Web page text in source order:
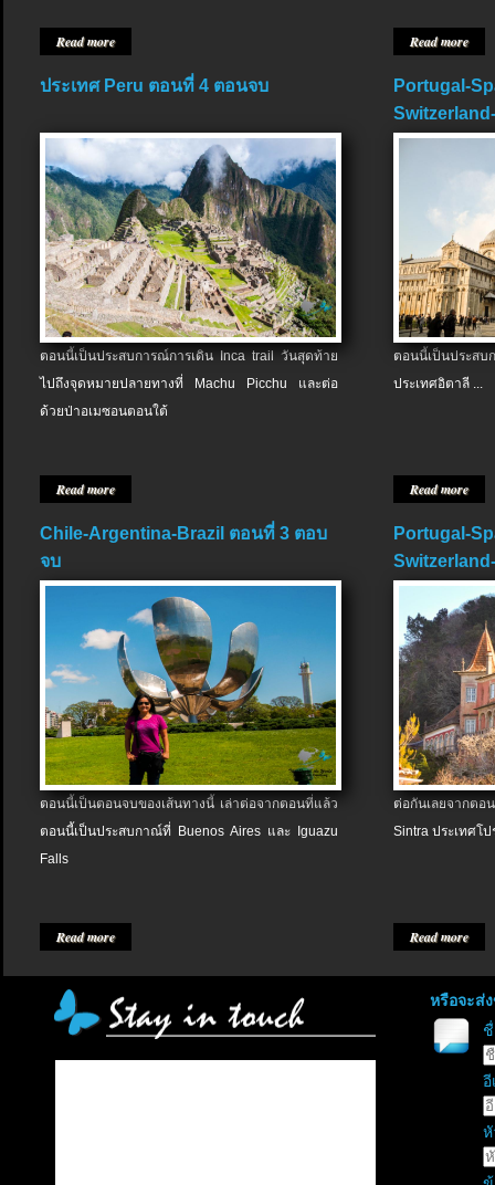
Read more Read more
ประเทศ Peru ตอนที่ 4 ตอนจบ
ตอนนี้เป็นประสบการณ์การเดิน Inca trail วันสุดท้าย
ไปถึงจุดหมายปลายทางที่ Machu Picchu และต่อ
ด้วยป่าอเมซอนตอนใต้
Read more
Portugal-
ตอนนี้เป็นประส
ประเทศอิตาลี ...
Read more
Chile-Argentina-Brazil ตอนที่ 3 ตอบ
จบ
ตอนนี้เป็นตอนจบของเส้นทางนี้ เล่าต่อจากตอนที่แล้ว
ตอนนี้เป็นประสบกาณ์ที่ Buenos Aires และ Iguazu
Falls
Read more
Portugal-
ต่อกันเลยจากต
Sintra ประเทศโป
Read more
หรือจะส่
อี
หั